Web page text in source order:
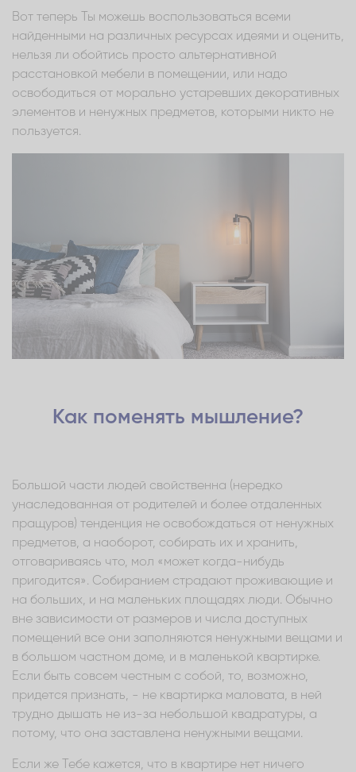
Вот теперь Ты можешь воспользоваться всеми
найденными на различных ресурсах идеями и оценить,
нельзя ли обойтись просто альтернативной
расстановкой мебели в помещении, или надо
освободиться от морально устаревших декоративных
элементов и ненужных предметов, которыми никто не
пользуется.
Как поменять мышление?
Большой части людей свойственна (нередко
унаследованная от родителей и более отдаленных
пращуров) тенденция не освобождаться от ненужных
предметов, а наоборот, собирать их и хранить,
отговариваясь что, мол «может когда-нибудь
пригодится». Собиранием страдают проживающие и
на больших, и на маленьких площадях люди. Обычно
вне зависимости от размеров и числа доступных
помещений все они заполняются ненужными вещами и
в большом частном доме, и в маленькой квартирке.
Если быть совсем честным с собой, то, возможно,
придется признать, - не квартирка маловата, в ней
трудно дышать не из-за небольшой квадратуры, а
потому, что она заставлена ненужными вещами.
Если же Тебе кажется, что в квартире нет ничего